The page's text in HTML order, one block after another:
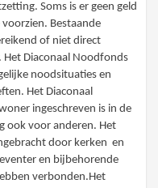
Soms is er geen geld
Bestaande
of niet direct
Het Diaconaal Noodfonds
noodsituaties en
Het Diaconaal
ingeschreven is in de
ook voor anderen. Het
door kerken en
en bijbehorende
verbonden.Het